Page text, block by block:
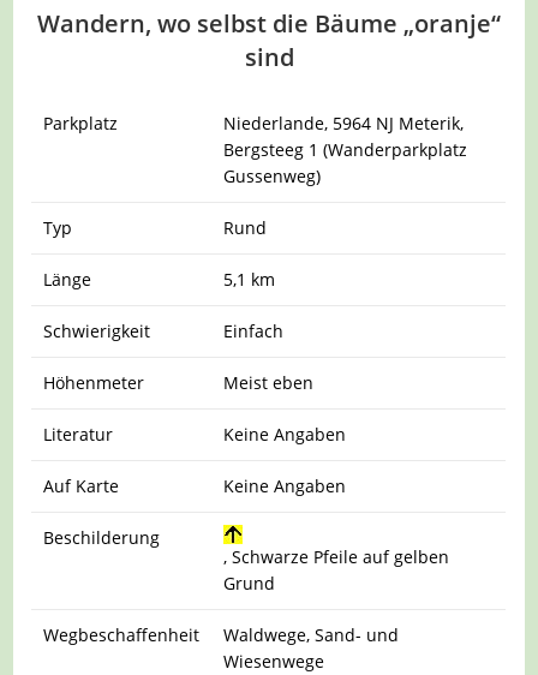
Wandern, wo selbst die Bäume „oranje“
sind
Parkplatz
Niederlande, 5964 NJ Meterik,
Bergsteeg 1 (Wanderparkplatz
Gussenweg)
Typ Rund
Länge 5,1 km
Schwierigkeit Einfach
Höhenmeter Meist eben
Literatur Keine Angaben
Auf Karte Keine Angaben
Beschilderung
, Schwarze Pfeile auf gelben
Grund
Wegbeschaffenheit
Waldwege, Sand- und
Wiesenwege